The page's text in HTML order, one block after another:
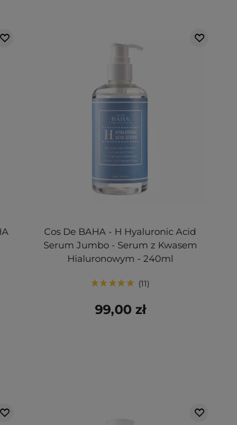
Cos De BAHA - H Hyaluronic Acid
Serum Jumbo - Serum z Kwasem
Hialuronowym - 240ml
11
99,00 zł